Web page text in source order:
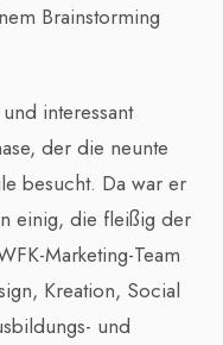
Brainstorming
interessant
der die neunte
besucht. Da war er
einig, die fleißig der
Marketing-Team
Kreation, Social
und